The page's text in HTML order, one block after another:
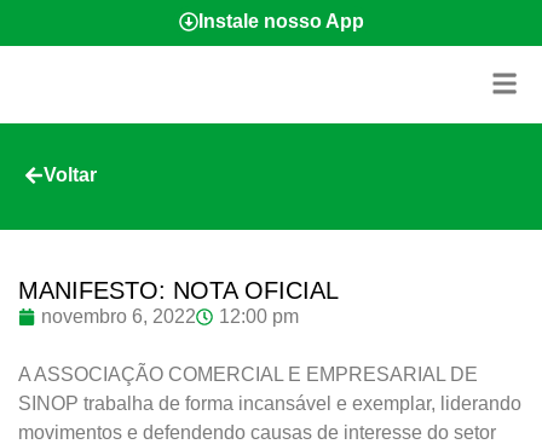
Instale nosso App
Voltar
MANIFESTO: NOTA OFICIAL
novembro 6, 2022 12:00 pm
A ASSOCIAÇÃO COMERCIAL E EMPRESARIAL DE
SINOP trabalha de forma incansável e exemplar, liderando
movimentos e defendendo causas de interesse do setor